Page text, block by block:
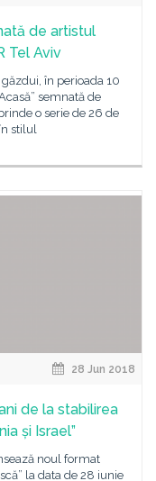
de artistul
Tel Aviv
în perioada 10
semnată de
o serie de 26 de
stilul
28 Jun 2018
de la stabilirea
și Israel”
noul format
la data de 28 iunie